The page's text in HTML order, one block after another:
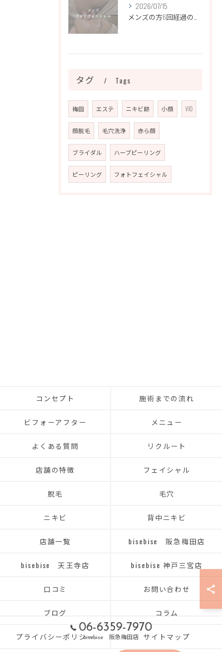
2026/07/15
メンズの方6回経過のお写真になります📷✨
タグ Tags
梅田 エステ ニキビ跡 小顔 VIO
顔脱毛 毛穴洗浄 赤ら顔
ブライダル ハーブピーリング
ピーリング フォトフェイシャル
06-6359-7970
bisebise 阪急梅田店
コンセプト 施術までの流れ
ビフォーアフター メニュー
よくある質問 リクルート
店舗の特徴 フェイシャル
脱毛 毛穴
ニキビ 背中ニキビ
店舗一覧 bisebise 阪急梅田店
bisebise 天王寺店 bisebise 神戸三宮店
口コミ お問い合わせ
ブログ コラム
プライバシーポリシー サイトマップ